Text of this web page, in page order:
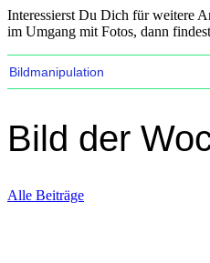
Interessierst Du Dich für weitere
im Umgang mit Fotos, dann
Bildmanipulation
Bild der
Alle Beiträge